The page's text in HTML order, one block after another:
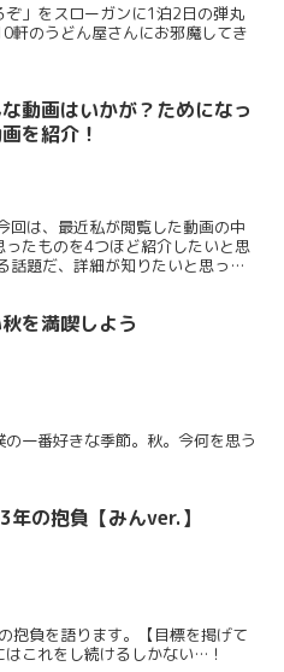
ぞ」をスローガンに1泊2日の弾丸
軒のうどん屋さんにお邪魔してき
動画はいかが？ためになっ
を紹介！
回は、最近私が閲覧した動画の中
たものを4つほど紹介したいと思
話題だ、詳細が知りたいと思って
を満喫しよう
一番好きな季節。秋。今何を思う
年の抱負【みんver.】
抱負を語ります。【目標を掲げて
これをし続けるしかない…！